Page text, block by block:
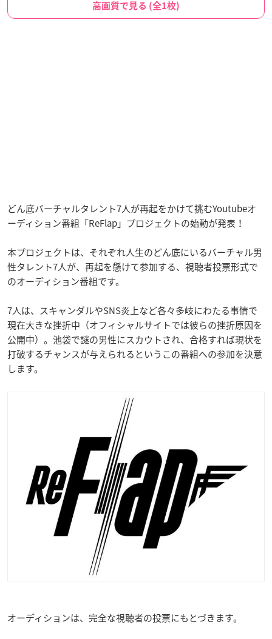
高画質で見る (全1枚)
どん底バーチャルタレント7人が再起をかけて挑むYoutubeオ
ーディション番組「ReFlap」プロジェクトの始動が発表！
本プロジェクトは、それぞれ人生のどん底にいるバーチャル男
性タレント7人が、再起を懸けて参加する、視聴者投票形式で
のオーディション番組です。
7人は、スキャンダルやSNS炎上など各々多岐にわたる事情で
現在大きな挫折中（オフィシャルサイトでは彼らの挫折原因を
公開中）。池袋で謎の男性にスカウトされ、合格すれば現状を
打破するチャンスが与えられるというこの番組への参加を決意
します。
オーディションは、完全な視聴者の投票にもとづきます。